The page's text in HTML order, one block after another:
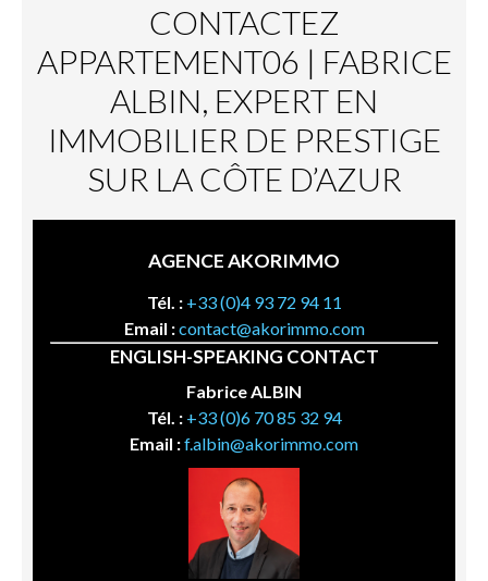
CONTACTEZ
APPARTEMENT06 | FABRICE
ALBIN, EXPERT EN
IMMOBILIER DE PRESTIGE
SUR LA CÔTE D’AZUR
AGENCE AKORIMMO
Tél. : +33 (0)4 93 72 94 11
Email :contact@akorimmo.com
ENGLISH-SPEAKING CONTACT
Fabrice ALBIN
Tél. : +33 (0)6 70 85 32 94
Email :f.albin@akorimmo.com